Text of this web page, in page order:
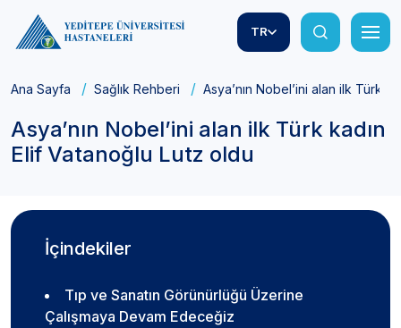
TR
Ana Sayfa Sağlık Rehberi Asya’nın Nobel’ini alan ilk Türk
Asya’nın Nobel’ini alan ilk Türk kadın
Elif Vatanoğlu Lutz oldu
İçindekiler
Tıp ve Sanatın Görünürlüğü Üzerine
Çalışmaya Devam Edeceğiz